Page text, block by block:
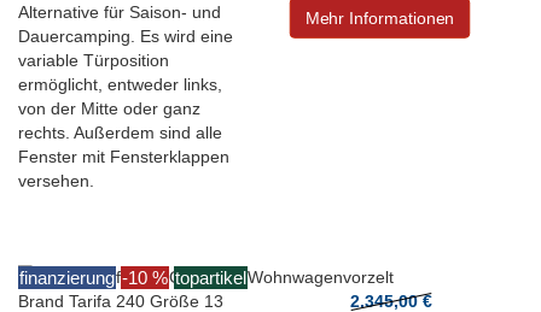
Alternative für Saison- und
Dauercamping. Es wird eine
variable Türposition
ermöglicht, entweder links,
von der Mitte oder ganz
rechts. Außerdem sind alle
Fenster mit Fensterklappen
versehen.
Mehr Informationen
finanzierung -10 % topartikel
Brand Tarifa 240 Größe 13
2.345,00 €